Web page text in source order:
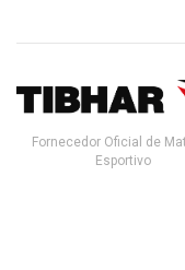
Fornecedor Oficial de
Esportivo